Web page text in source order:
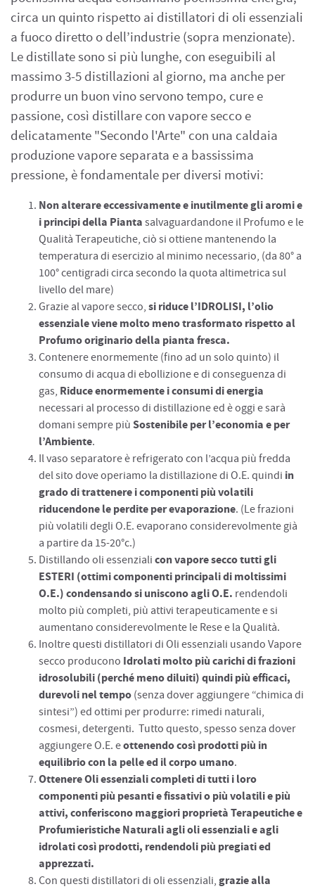
circa un quinto rispetto ai distillatori di oli essenziali
a fuoco diretto o dell’industrie (sopra menzionate).
Le distillate sono si più lunghe, con eseguibili al
massimo 3-5 distillazioni al giorno, ma anche per
produrre un buon vino servono tempo, cure e
passione, così distillare con vapore secco e
delicatamente "Secondo l'Arte" con una caldaia
produzione vapore separata e a bassissima
pressione, è fondamentale per diversi motivi:
Non alterare eccessivamente e inutilmente gli aromi e
i principi della Pianta salvaguardandone il Profumo e le
Qualità Terapeutiche, ciò si ottiene mantenendo la
temperatura di esercizio al minimo necessario, (da 80° a
100° centigradi circa secondo la quota altimetrica sul
livello del mare)
Grazie al vapore secco, si riduce l’IDROLISI, l’olio
essenziale viene molto meno trasformato rispetto al
Profumo originario della pianta fresca.
Contenere enormemente (fino ad un solo quinto) il
consumo di acqua di ebollizione e di conseguenza di
gas, Riduce enormemente i consumi di energia
necessari al processo di distillazione ed è oggi e sarà
domani sempre più Sostenibile per l’economia e per
l’Ambiente.
Il vaso separatore è refrigerato con l’acqua più fredda
del sito dove operiamo la distillazione di O.E. quindi in
grado di trattenere i componenti più volatili
riducendone le perdite per evaporazione. (Le frazioni
più volatili degli O.E. evaporano considerevolmente già
a partire da 15-20°c.)
Distillando oli essenziali con vapore secco tutti gli
ESTERI (ottimi componenti principali di moltissimi
O.E.) condensando si uniscono agli O.E. rendendoli
molto più completi, più attivi terapeuticamente e si
aumentano considerevolmente le Rese e la Qualità.
Inoltre questi distillatori di Oli essenziali usando Vapore
secco producono Idrolati molto più carichi di frazioni
idrosolubili (perché meno diluiti) quindi più efficaci,
durevoli nel tempo (senza dover aggiungere “chimica di
sintesi”) ed ottimi per produrre: rimedi naturali,
cosmesi, detergenti. Tutto questo, spesso senza dover
aggiungere O.E. eottenendo così prodotti più in
equilibrio con la pelle ed il corpo umano.
Ottenere Oli essenziali completi di tutti i loro
componenti più pesanti e fissativi o più volatili e più
attivi, conferiscono maggiori proprietà Terapeutiche e
Profumieristiche Naturali agli oli essenziali e agli
idrolati così prodotti, rendendoli più pregiati ed
apprezzati.
Con questi distillatori di oli essenziali, grazie alla